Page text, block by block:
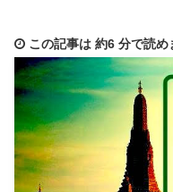
この記事は 約6 分で読め